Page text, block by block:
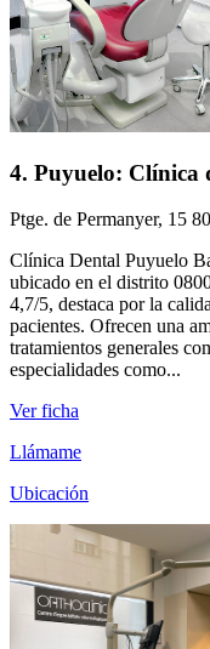
4. Puyuelo: Clínica
Ptge. de Permanyer, 15
Clínica Dental Puyuelo
ubicado en el distrito
4,7/5, destaca por la
pacientes. Ofrecen una
tratamientos generales
especialidades como...
Ver ficha
Llámame
Ubicación